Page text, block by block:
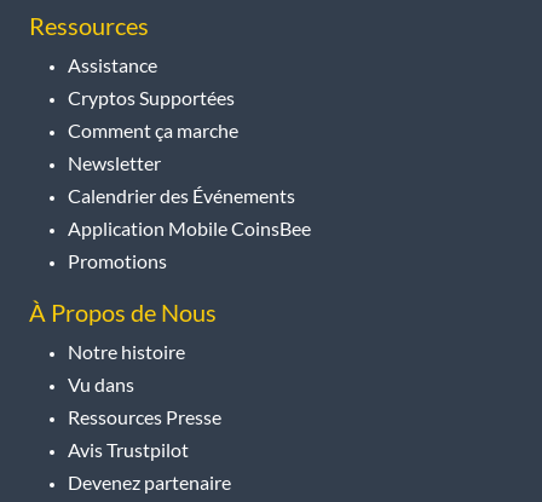
Ressources
Assistance
Cryptos Supportées
Comment ça marche
Newsletter
Calendrier des Événements
Application Mobile CoinsBee
Promotions
À Propos de Nous
Notre histoire
Vu dans
Ressources Presse
Avis Trustpilot
Devenez partenaire